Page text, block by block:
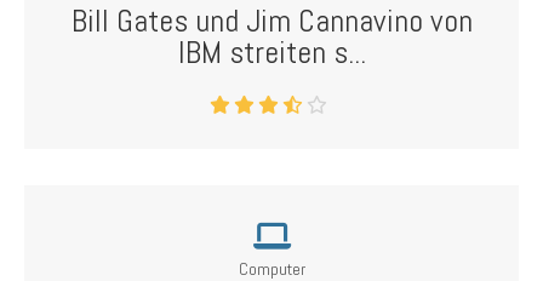
Bill Gates und Jim Cannavino von
IBM streiten s...
Computer